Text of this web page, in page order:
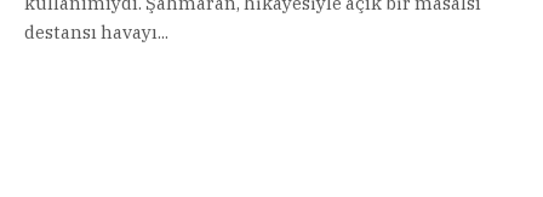
destansı havayı...